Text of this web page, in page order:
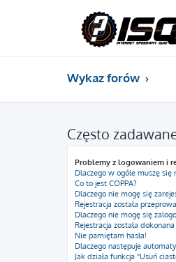
Wykaz forów
Często
Problemy z logowaniem i
Dlaczego w ogóle muszę się
Co to jest COPPA?
Dlaczego nie mogę się
Rejestracja została
Dlaczego nie mogę się
Rejestracja została
Nie pamiętam hasła!
Dlaczego następuje
Jak działa funkcja “Usuń